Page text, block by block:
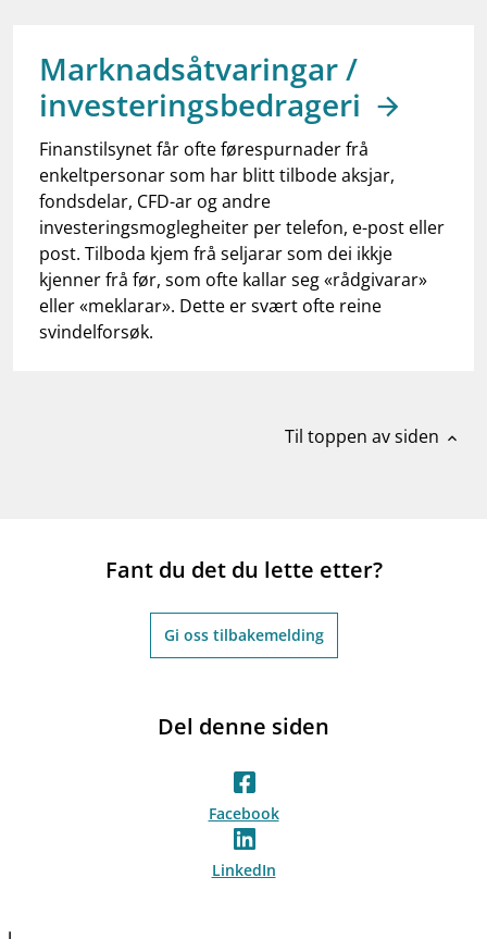
dashboardInformasjon for investorer
notifications_noneAbonner på nyhetsvarsel
Marknadsåtvaringar /
investeringsbedrageri
Finanstilsynet får ofte førespurnader frå
enkeltpersonar som har blitt tilbode aksjar,
fondsdelar, CFD-ar og andre
investeringsmoglegheiter per telefon, e-post eller
post. Tilboda kjem frå seljarar som dei ikkje
kjenner frå før, som ofte kallar seg «rådgivarar»
eller «meklarar». Dette er svært ofte reine
svindelforsøk.
Til toppen av siden expand_less
Fant du det du lette etter?
Gi oss tilbakemelding
Del denne siden
Facebook
LinkedIn